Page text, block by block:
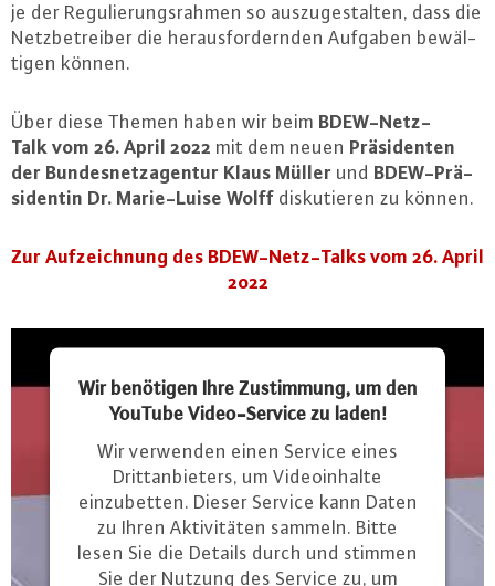
je der Re­gu­lie­rungs­rah­men so aus­zu­ge­stal­ten, dass die
Netz­be­trei­ber die her­aus­for­dern­den Aufgaben be­wäl­
ti­gen können.
Über diese Themen haben wir beim BDEW-Netz-
Talk vom 26. April 2022 mit dem neuen Prä­si­den­ten
der Bun­des­netz­agen­tur Klaus Müller und BDEW-Prä­
si­den­tin Dr. Ma­rie-Lui­se Wolff dis­ku­tie­ren zu können.
Zur Auf­zeich­nung des BDEW-Netz-Talks vom 26. April
2022
Wir benötigen Ihre Zustimmung, um den
YouTube Video-Service zu laden!
Wir verwenden einen Service eines
Drittanbieters, um Videoinhalte
einzubetten. Dieser Service kann Daten
zu Ihren Aktivitäten sammeln. Bitte
lesen Sie die Details durch und stimmen
Sie der Nutzung des Service zu, um